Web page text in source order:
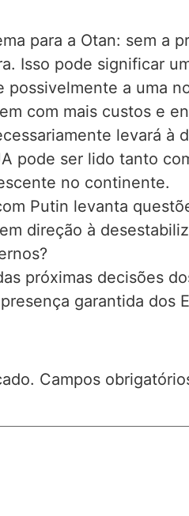
para a Otan: sem a
Isso pode significar
a uma
com mais custos e
levará à
pode ser lido tanto
no continente.
Putin levanta
direção à
próximas decisões
garantida dos
Campos